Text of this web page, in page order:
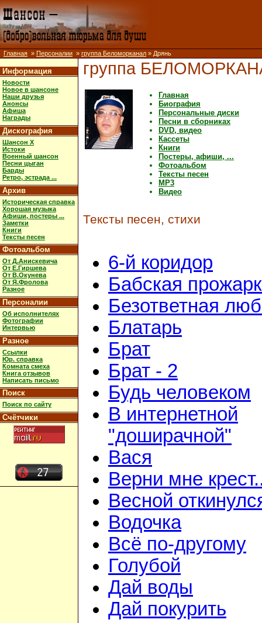
Главная » Персоналии » группа Беломорканал » Дрянь
Информация
Новости
Новое в шансоне
Наши друзья
Анонсы
Афиша
Награды
Дискография
Шансон X
Истоки
Военный шансон
Песни цыган
Барды
Ретро, эстрада ...
Архив
Историческая справка
Хорошая музыка
Афиши, постеры ...
Заметки
Книги
Тексты песен
Фотоальбом
От Д.Анискевича
От Е.Гиршева
От В.Окунева
От Я.Фролова
Разное
Персоналии
Об исполнителях
Фотографии
Интервью
Разное
Ссылки
Юр. справка
Комната смеха
Книга отзывов
Написать письмо
Поиск
Поиск по сайту
Счётчики
группа
Главная
Биография
Персональные диски
Песни в сборниках
DVD, видео
Кассеты
Книги
Постеры, афиши, ...
Фотоальбом
Тексты песен
MP3
Видео
Тексты песен, стихи
6-й коридор
Бабская
Безответная
Блатарь
Брат
Брат - 2
Будь человеком
В интернетной
"доширачной"
Вася
Верни мне
Весной
Водочка
Всё по-другому
Голубой
Дай воды
Дай покурить